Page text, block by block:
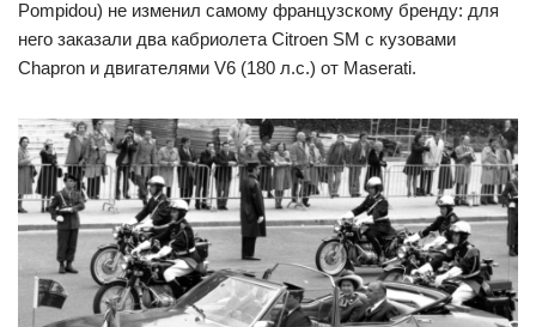
Pompidou) не изменил самому французскому бренду: для
него заказали два кабриолета Citroen SM с кузовами
Chapron и двигателями V6 (180 л.с.) от Maserati.